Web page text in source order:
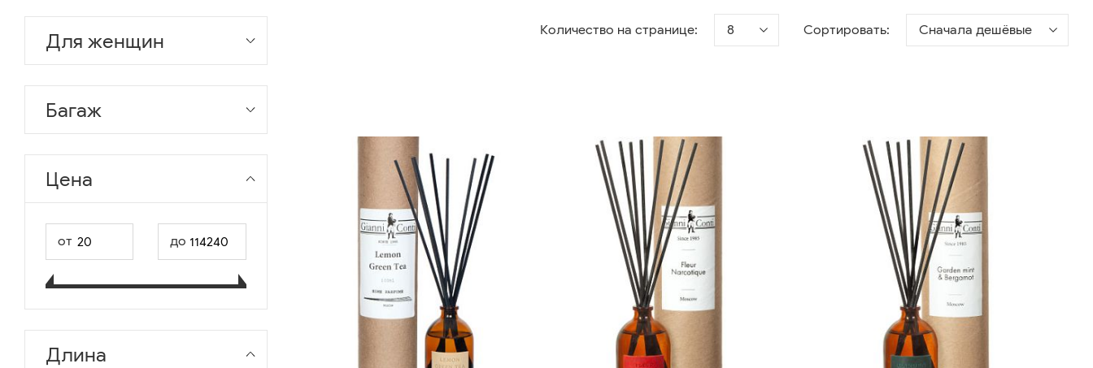
Для женщин
Багаж
Цена
от до
Длина
Количество на странице: 8 Сортировать: Сначала дешёвые